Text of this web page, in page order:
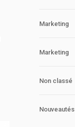
Marketing
Marketing
Non classé
Nouveautés